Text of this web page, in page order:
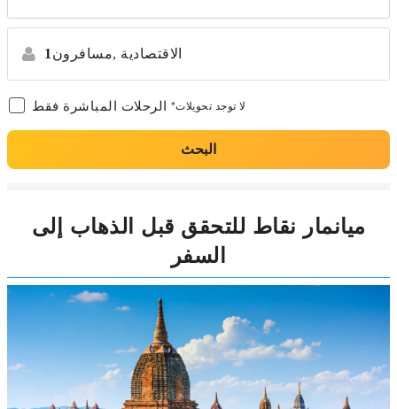
1 مسافرون, الاقتصادية
الرحلات المباشرة فقط *لا توجد تحويلات
البحث
ميانمار نقاط للتحقق قبل الذهاب إلى
السفر